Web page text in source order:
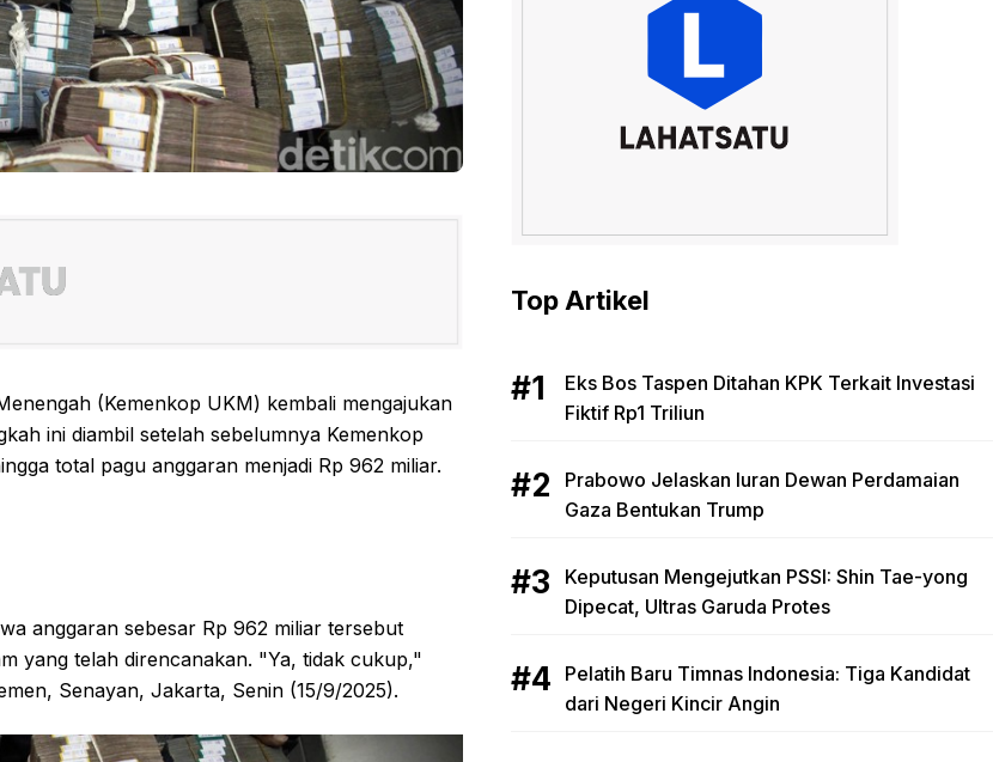
(Kemenkop UKM) kembali mengajukan
ini diambil setelah sebelumnya Kemenkop
total pagu anggaran menjadi Rp 962 miliar.
anggaran sebesar Rp 962 miliar tersebut
yang telah direncanakan. "Ya, tidak cukup,"
Senayan, Jakarta, Senin (15/9/2025).
Top Artikel
Eks Bos Taspen Ditahan KPK Terkait Investasi
Fiktif Rp1 Triliun
Prabowo Jelaskan Iuran Dewan Perdamaian
Gaza Bentukan Trump
Keputusan Mengejutkan PSSI: Shin Tae-yong
Dipecat, Ultras Garuda Protes
Pelatih Baru Timnas Indonesia: Tiga Kandidat
dari Negeri Kincir Angin